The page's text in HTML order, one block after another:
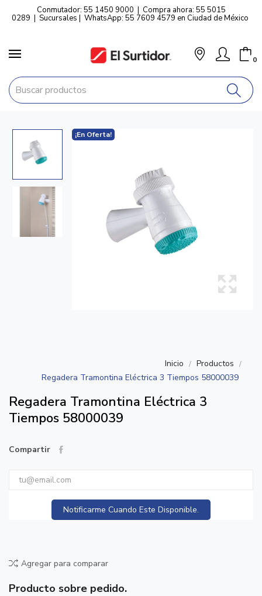
Conmutador: 55 1450 9000 | Compra ahora: 55 5015
0289 | Sucursales | WhatsApp: 55 7609 4579 en Ciudad de México
0
¡En Oferta!
Inicio
Productos
Regadera Tramontina Eléctrica 3 Tiempos 58000039
Regadera Tramontina Eléctrica 3
Tiempos 58000039
Compartir
Notificarme Cuando Este Disponible.
Agregar para comparar
Producto sobre pedido.